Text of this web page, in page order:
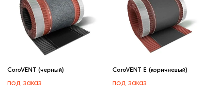
CoroVENT (черный)
под заказ
CoroVENT E (коричневый)
под заказ